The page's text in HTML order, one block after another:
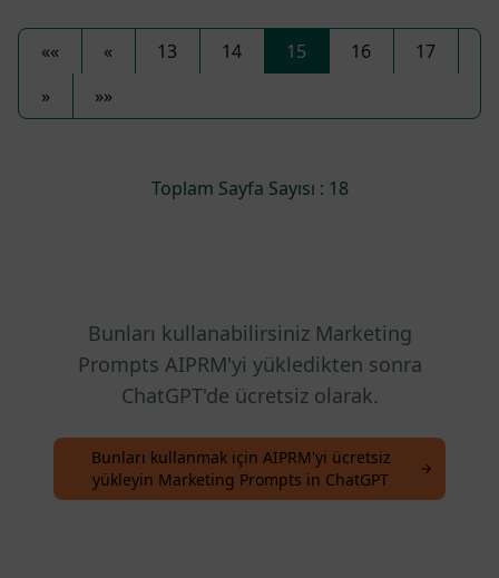
«« « 13 14 15 16
17
»
»»
Toplam Sayfa Sayısı : 18
Bunları kullanabilirsiniz Marketing
Prompts AIPRM'yi yükledikten sonra
ChatGPT'de ücretsiz olarak.
Bunları kullanmak için AIPRM'yi ücretsiz
yükleyin Marketing Prompts in ChatGPT